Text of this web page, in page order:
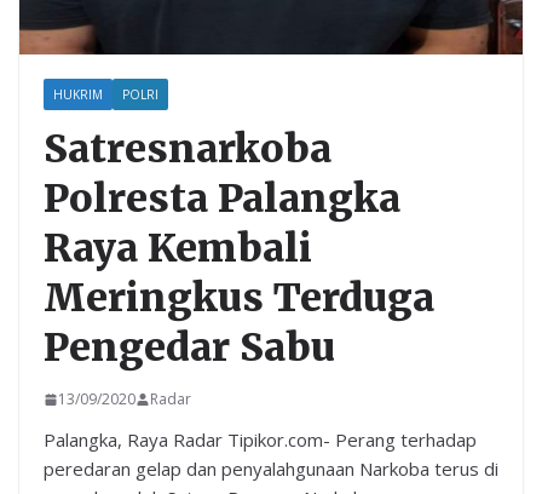
HUKRIM POLRI
Satresnarkoba
Polresta Palangka
Raya Kembali
Meringkus Terduga
Pengedar Sabu
13/09/2020 Radar
Palangka, Raya Radar Tipikor.com- Perang terhadap
peredaran gelap dan penyalahgunaan Narkoba terus di